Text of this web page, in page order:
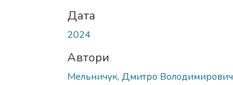
Дата
2024
Автори
Мельничук, Дмитро Володимирович